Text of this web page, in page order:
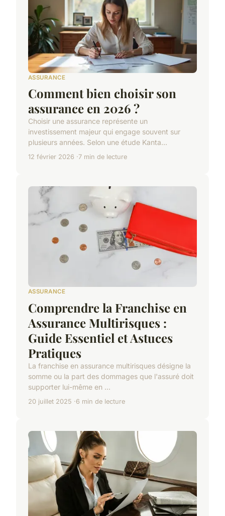
ASSURANCE
Comment bien choisir son
assurance en 2026 ?
Choisir une assurance représente un
investissement majeur qui engage souvent sur
plusieurs années. Selon une étude Kanta...
12 février 2026 7 min de lecture
ASSURANCE
Comprendre la Franchise en
Assurance Multirisques :
Guide Essentiel et Astuces
Pratiques
La franchise en assurance multirisques désigne la
somme ou la part des dommages que l'assuré doit
supporter lui-même en ...
20 juillet 2025 6 min de lecture